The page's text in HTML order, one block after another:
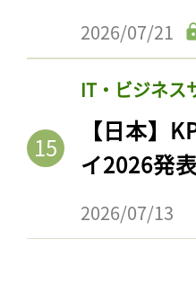
2026/07/21
IT・ビジネス
【日本】
イ2026発
2026/07/13
記事